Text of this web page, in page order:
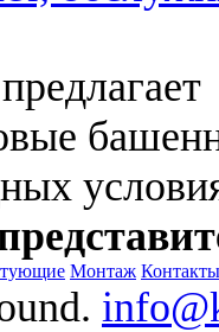
Монтаж Контакты